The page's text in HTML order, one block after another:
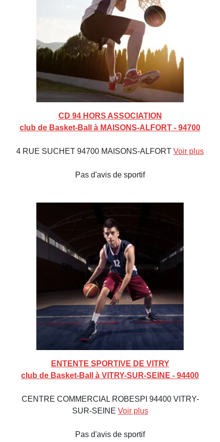
CD 94 HORS ASSOCIATION
club de Basket-Ball à MAISONS-ALFORT - 94700
4 RUE SUCHET 94700 MAISONS-ALFORT Voir plus
Pas d'avis de sportif
ENTENTE SPORTIVE DE VITRY
club de Basket-Ball à VITRY-SUR-SEINE - 94400
CENTRE COMMERCIAL ROBESPI 94400 VITRY-
SUR-SEINE Voir plus
Pas d'avis de sportif